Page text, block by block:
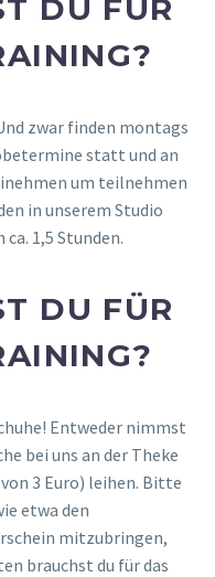
DU FÜR
zwar finden montags
statt und an
um teilnehmen
in unserem Studio
1,5 Stunden.
DU FÜR
Entweder nimmst
bei uns an der Theke
3 Euro) leihen. Bitte
etwa den
mitzubringen,
brauchst du für das